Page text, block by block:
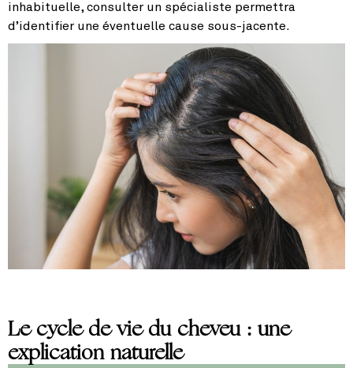
inhabituelle, consulter un spécialiste permettra
d’identifier une éventuelle cause sous-jacente.
Le cycle de vie du cheveu : une
explication naturelle